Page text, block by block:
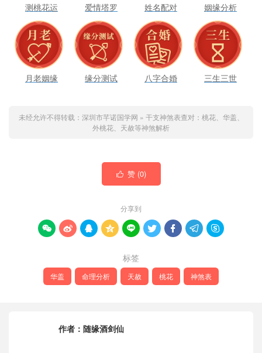
测桃花运 爱情塔罗 姓名配对 姻缘分析
月老姻缘 缘分测试 八字合婚 三生三世
未经允许不得转载： 深圳市芊诺国学网 » 干支神煞表查对：桃花、华盖、
外桃花、天赦等神煞解析
 赞 (0)
分享到
        
标签
华盖 命理分析 天赦 桃花 神煞表
作者： 随缘酒剑仙